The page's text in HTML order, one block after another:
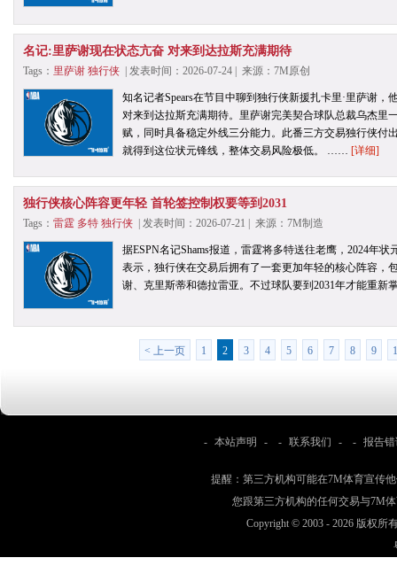
名记:里萨谢现在状态亢奋 对来到达拉斯充满期待
Tags： 里萨谢 独行侠 | 发表时间：2026-07-24 | 来源：7M原创
知名记者Spears在节目中聊到独行侠新援扎卡里·里萨谢
对来到达拉斯充满期待。里萨谢完美契合球队总裁乌杰里
赋，同时具备稳定外线三分能力。此番三方交易独行侠付
就得到这位状元锋线，整体交易风险极低。 …… [详细]
独行侠核心阵容更年轻 首轮签控制权要等到2031
Tags： 雷霆 多特 独行侠 | 发表时间：2026-07-21 | 来源：7M制造
据ESPN名记Shams报道，雷霆将多特送往老鹰，2024年
表示，独行侠在交易后拥有了一套更加年轻的核心阵容，
谢、克里斯蒂和德拉雷亚。不过球队要到2031年才能重
< 上一页 1 2 3 4 5 6 7 8 9
- 本站声明 - - 联系我们 - - 报告
提醒：第三方机构可能在7M体育宣传
您跟第三方机构的任何交易与7M
Copyright © 2003 - 2026 版权所